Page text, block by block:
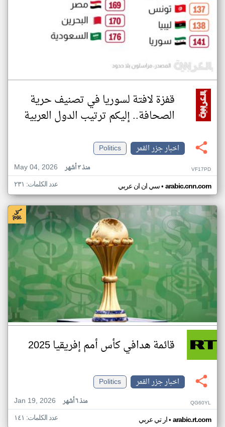
قفزة لافتة لسوريا في تصنيف حرية
الصحافة.. إليكم ترتيب الدول العربية
اخبار جزر القمر
Politics
May 04, 2026
منذ ٣ أشهر VF17PD
سي ان ان عربي• arabic.cnn.com عدد الكلمات: ٢٣١
قائمة هدافي كأس أمم إفريقيا 2025
اخبار جزر القمر
Politics
Jan 19, 2026
منذ ٦ أشهر QG60YL
ار تي عربي• arabic.rt.com عدد الكلمات: ١٤١